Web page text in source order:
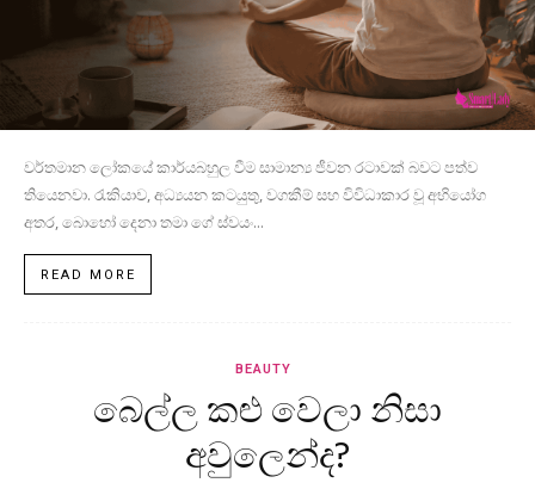
වර්තමාන ලෝකයේ කාර්යබහුල වීම සාමාන්‍ය ජීවන රටාවක් බවට පත්ව
තියෙනවා. රැකියාව, අධ්‍යයන කටයුතු, වගකීම් සහ විවිධාකාර වූ අභියෝග
අතර, බොහෝ දෙනා තමා ගේ ස්වයං...
READ MORE
BEAUTY
බෙල්ල කළු වෙලා නිසා
අවුලෙන්ද?